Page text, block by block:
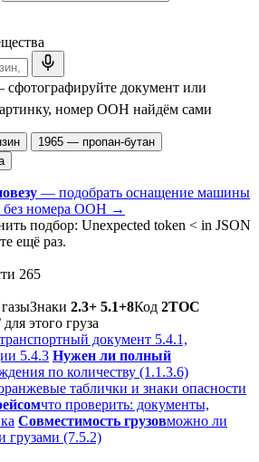
документ или
номер ООН найдём сами
1965 — пропан-бутан
— подобрать оснащение машины
без номера ООН →
подбор: Unexpected token < in JSON
ещё раз.
265
Знаки 2.3+ 5.1+8Код 2TOC
этого груза
транспортный документ 5.4.1,
5.4.3 Нужен ли полный
по количеству (1.1.3.6)
таблички и знаки опасности
что проверить: документы,
Совместимость грузовможно ли
грузами (7.5.2)